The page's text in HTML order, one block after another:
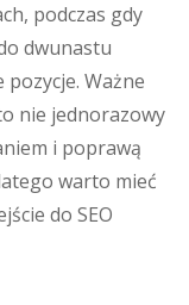
podczas gdy
dwunastu
pozycje. Ważne
nie jednorazowy
i poprawą
warto mieć
do SEO